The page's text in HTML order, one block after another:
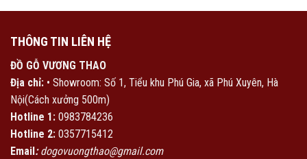
THÔNG TIN LIÊN HỆ
ĐỒ GỖ VƯƠNG THAO
Địa chỉ: • Showroom: Số 1, Tiểu khu Phú Gia, xã Phú Xuyên, Hà
Nội(Cách xưởng 500m)
Hotline 1: 0983784236
Hotline 2: 0357715412
Email :dogovuongthao@gmail.com